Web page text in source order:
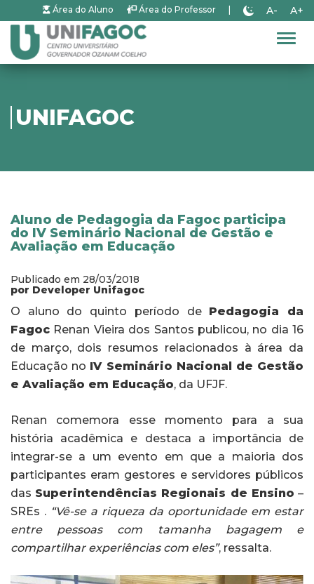
Área do Aluno Área do Professor A- A+
UNIFAGOC
Aluno de Pedagogia da Fagoc participa
do IV Seminário Nacional de Gestão e
Avaliação em Educação
Publicado em 28/03/2018
por Developer Unifagoc
O aluno do quinto período de Pedagogia da
Fagoc Renan Vieira dos Santos publicou, no dia 16
de março, dois resumos relacionados à área da
Educação no IV Seminário Nacional de Gestão
e Avaliação em Educação, da UFJF.
Renan comemora esse momento para a sua
história acadêmica e destaca a importância de
integrar-se a um evento em que a maioria dos
participantes eram gestores e servidores públicos
das Superintendências Regionais de Ensino –
SREs . “Vê-se a riqueza da oportunidade em estar
entre pessoas com tamanha bagagem e
compartilhar experiências com eles”, ressalta.